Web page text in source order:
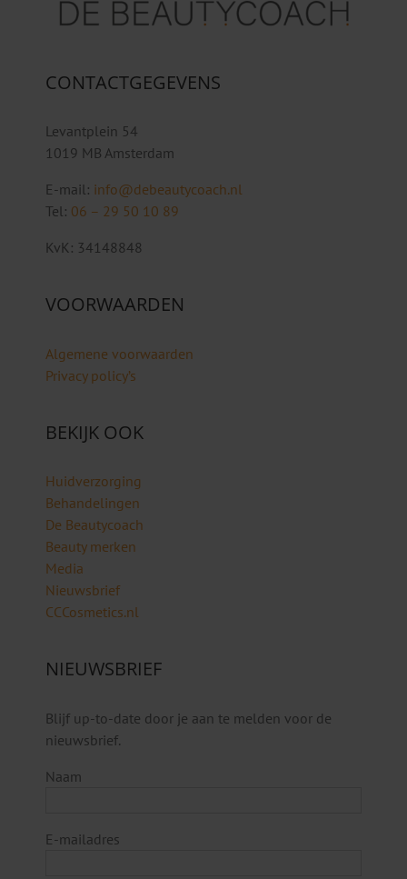
CONTACTGEGEVENS
Levantplein 54
1019 MB Amsterdam
E-mail: info@debeautycoach.nl
Tel: 06 – 29 50 10 89
KvK: 34148848
VOORWAARDEN
Algemene voorwaarden
Privacy policy’s
BEKIJK OOK
Huidverzorging
Behandelingen
De Beautycoach
Beauty merken
Media
Nieuwsbrief
CCCosmetics.nl
NIEUWSBRIEF
Blijf up-to-date door je aan te melden voor de
nieuwsbrief.
Naam
E-mailadres